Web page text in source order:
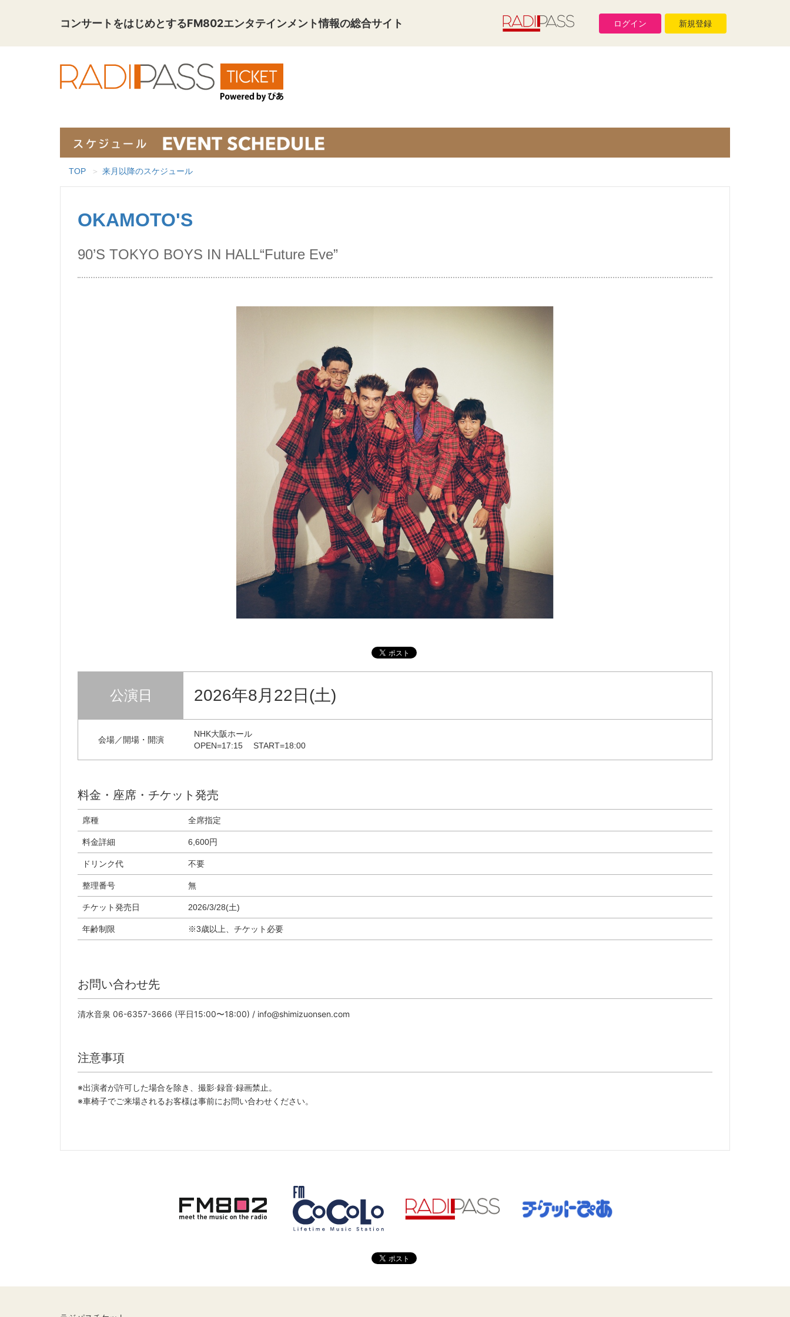
コンサートをはじめとするFM802エンタテインメント情報の総合サイト ログイン 新規登録
TOP 来月以降のスケジュール
OKAMOTO'S
90’S TOKYO BOYS IN HALL“Future Eve”
公演日 2026年8月22日(土)
会場／開場・開演
NHK大阪ホール
OPEN=17:15 START=18:00
料金・座席・チケット発売
席種 全席指定
料金詳細 6,600円
ドリンク代 不要
整理番号 無
チケット発売日 2026/3/28(土)
年齢制限 ※3歳以上、チケット必要
お問い合わせ先
清⽔⾳泉 06-6357-3666 (平⽇15:00〜18:00) / info@shimizuonsen.com
注意事項
※出演者が許可した場合を除き、撮影‧録⾳‧録画禁⽌。
※⾞椅⼦でご来場されるお客様は事前にお問い合わせください。